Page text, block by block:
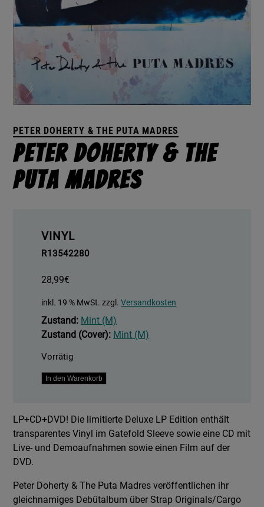
PETER DOHERTY & THE PUTA MADRES
Peter Doherty & The
Puta Madres
VINYL
R13542280
28,99€
inkl. 19 % MwSt. zzgl.Versandkosten
Zustand: Mint (M)
Zustand (Cover): Mint (M)
Vorrätig
Peter
The
Puta
Madres
In den Warenkorb
LP+CD+DVD! Die limitierte Deluxe LP Edition enthält
transparentes Vinyl im Gatefold Sleeve sowie eine CD mit
Live- und Demoaufnahmen sowie einen Film auf der
DVD.
Peter Doherty & The Puta Madres veröffentlichen ihr
gleichnamiges Debütalbum über Strap Originals/Cargo